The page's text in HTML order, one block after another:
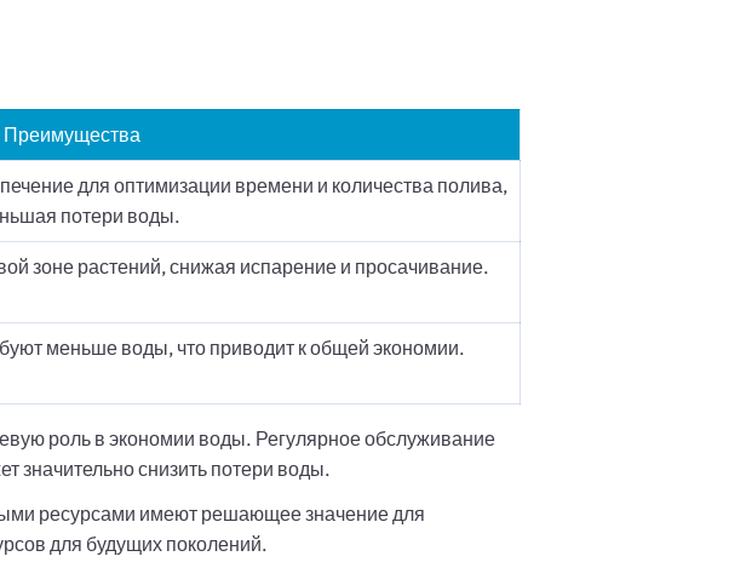
Преимущества
для оптимизации времени и количества полива,
потери воды.
зоне растений, снижая испарение и просачивание.
меньше воды, что приводит к общей экономии.
роль в экономии воды. Регулярное обслуживание
значительно снизить потери воды.
ресурсами имеют решающее значение для
для будущих поколений.